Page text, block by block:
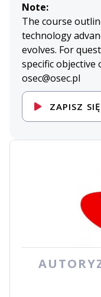
Note:
The course
technology
evolves. For
specific objective
osec@osec.pl
ZAPISZ SIĘ